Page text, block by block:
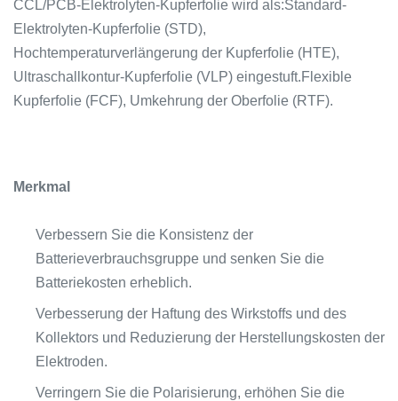
CCL/PCB-Elektrolyten-Kupferfolie wird als:Standard-
Elektrolyten-Kupferfolie (STD),
Hochtemperaturverlängerung der Kupferfolie (HTE),
Ultraschallkontur-Kupferfolie (VLP) eingestuft.Flexible
Kupferfolie (FCF), Umkehrung der Oberfolie (RTF).
Merkmal
Verbessern Sie die Konsistenz der
Batterieverbrauchsgruppe und senken Sie die
Batteriekosten erheblich.
Verbesserung der Haftung des Wirkstoffs und des
Kollektors und Reduzierung der Herstellungskosten der
Elektroden.
Verringern Sie die Polarisierung, erhöhen Sie die